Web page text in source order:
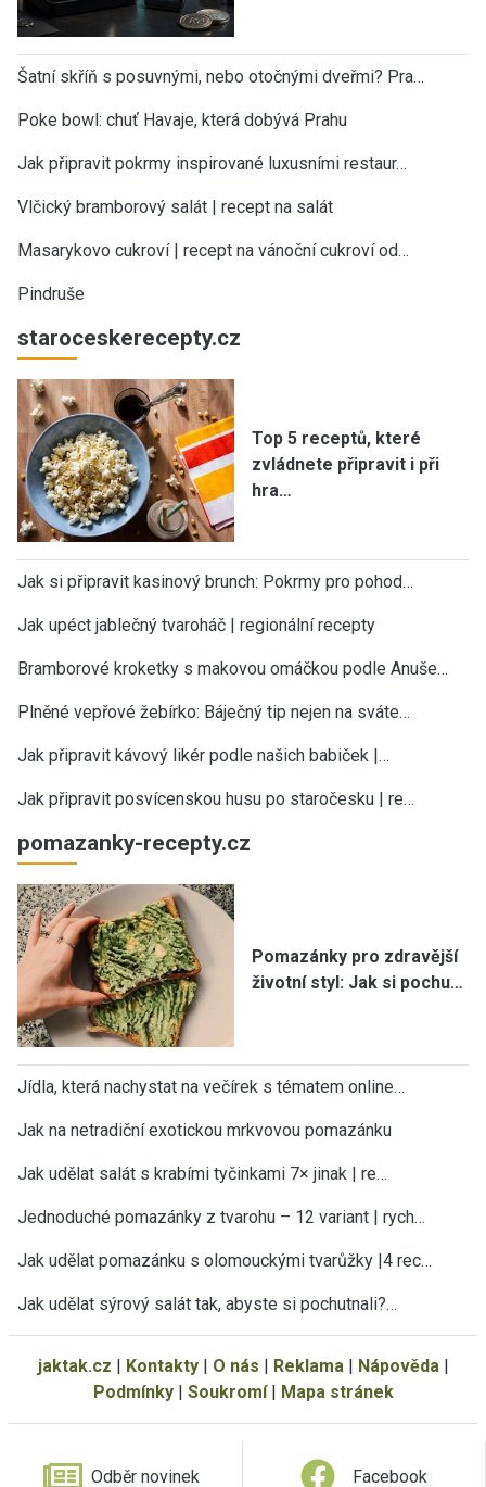
Šatní skříň s posuvnými, nebo otočnými dveřmi? Pra…
Poke bowl: chuť Havaje, která dobývá Prahu
Jak připravit pokrmy inspirované luxusními restaur…
Vlčický bramborový salát | recept na salát
Masarykovo cukroví | recept na vánoční cukroví od…
Pindruše
staroceskerecepty.cz
Top 5 receptů, které
zvládnete připravit i při
hra…
Jak si připravit kasinový brunch: Pokrmy pro pohod…
Jak upéct jablečný tvaroháč | regionální recepty
Bramborové kroketky s makovou omáčkou podle Anuše…
Plněné vepřové žebírko: Báječný tip nejen na sváte…
Jak připravit kávový likér podle našich babiček |…
Jak připravit posvícenskou husu po staročesku | re…
pomazanky-recepty.cz
Pomazánky pro zdravější
životní styl: Jak si pochu…
Jídla, která nachystat na večírek s tématem online…
Jak na netradiční exotickou mrkvovou pomazánku
Jak udělat salát s krabími tyčinkami 7× jinak | re…
Jednoduché pomazánky z tvarohu – 12 variant | rych…
Jak udělat pomazánku s olomouckými tvarůžky |4 rec…
Jak udělat sýrový salát tak, abyste si pochutnali?…
jaktak.cz | Kontakty| O nás | Reklama| Nápověda|
Podmínky| Soukromí| Mapa stránek
Odběr novinek Facebook